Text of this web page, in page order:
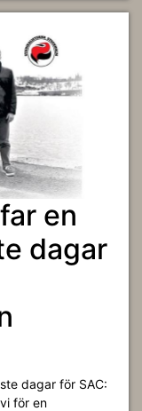
en
dagar
dagar för SAC:
för en